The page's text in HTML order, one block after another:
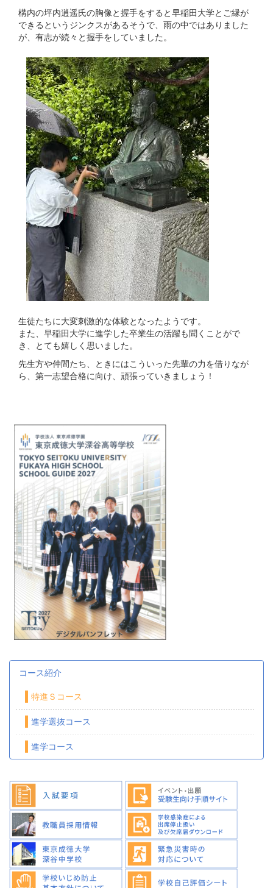
構内の坪内逍遥氏の胸像と握手をすると早稲田大学とご縁が
できるというジンクスがあるそうで、雨の中ではありました
が、有志が続々と握手をしていました。
生徒たちに大変刺激的な体験となったようです。
また、早稲田大学に進学した卒業生の活躍も聞くことがで
き、とても嬉しく思いました。
先生方や仲間たち、ときにはこういった先輩の力を借りなが
ら、第一志望合格に向け、頑張っていきましょう！
コース紹介
特進Ｓコース
進学選抜コース
進学コース